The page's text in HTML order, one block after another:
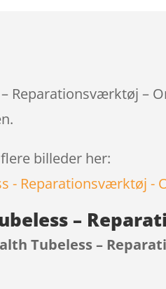
Reparationsværktøj –
billeder her:
–
Tubeless –